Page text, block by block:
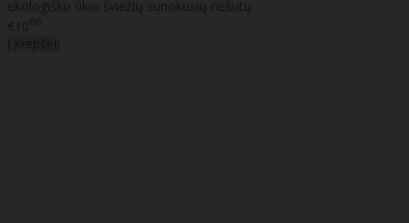
ekologiško ūkio šviežių sunokusių riešutų ..
€1080